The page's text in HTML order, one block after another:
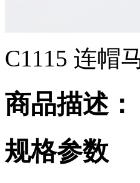
C1115 连帽
商品描述：
规格参数